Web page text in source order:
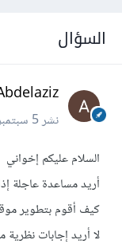
السؤال
نشر5 سبتمبر 2022
السلام عليكم إخواني
أريد مساعدة عاجلة
كيف أقوم بتطوير
لا أريد إجابات